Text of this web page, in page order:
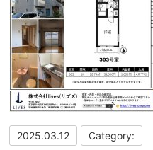
2025.03.12 Category: